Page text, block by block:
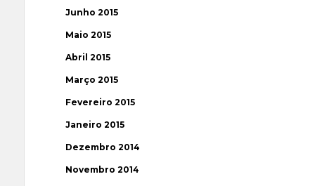
Junho 2015
Maio 2015
Abril 2015
Março 2015
Fevereiro 2015
Janeiro 2015
Dezembro 2014
Novembro 2014